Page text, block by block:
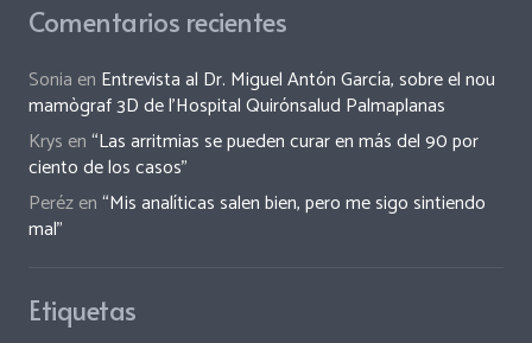
Comentarios recientes
Sonia en Entrevista al Dr. Miguel Antón García, sobre el nou
mamògraf 3D de l’Hospital Quirónsalud Palmaplanas
Krys en“Las arritmias se pueden curar en más del 90 por
ciento de los casos”
Perézen“Mis analíticas salen bien, pero me sigo sintiendo
mal”
Etiquetas